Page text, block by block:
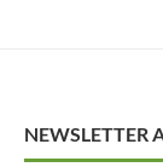
NEWSLETTER